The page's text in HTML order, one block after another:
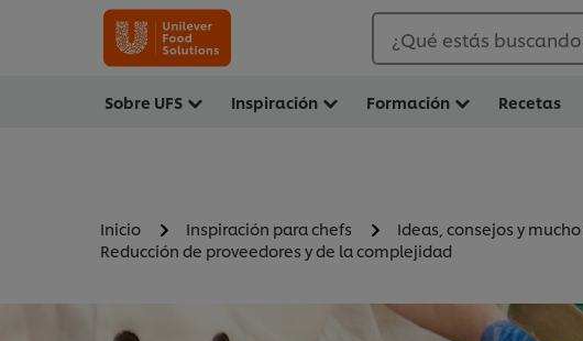
¿Qué estás
Sobre UFS Inspiración Formación Recetas
Inicio Inspiración para chefs Ideas, consejos y
Reducción de proveedores y de la complejidad